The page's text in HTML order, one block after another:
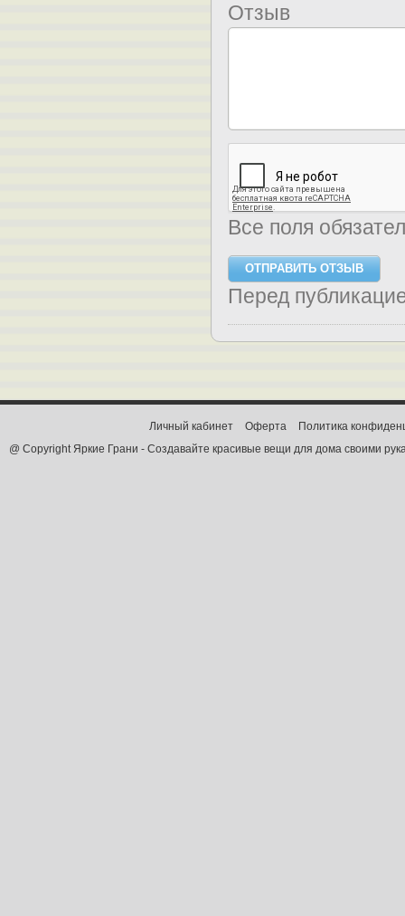
Отзыв
Все поля
Перед
@ Copyright Яркие Грани - Создавайте красивые вещи для дома своими
Личный кабинет Оферта Политика